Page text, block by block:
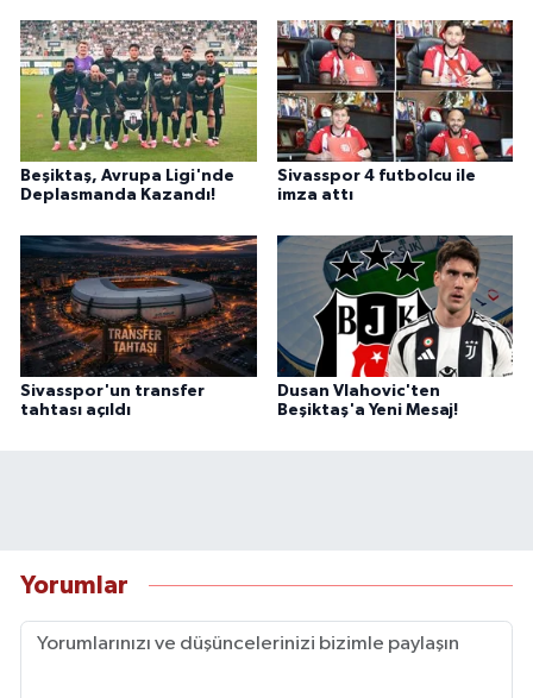
Beşiktaş, Avrupa Ligi'nde
Deplasmanda Kazandı!
Sivasspor 4 futbolcu ile
imza attı
Sivasspor'un transfer
tahtası açıldı
Dusan Vlahovic'ten
Beşiktaş'a Yeni Mesaj!
Yorumlar